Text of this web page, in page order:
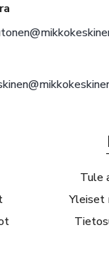
Tule
Yleiset